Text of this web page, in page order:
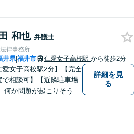
語対応】大都市に負けな
と幅の法的なサービスを
することを目指していま
和也 弁護士
律事務所
井県|福井市 仁愛女子高校駅 から徒歩2分
愛女子高校駅2分】【完全
で相談可】【近隣駐車場
何か問題が起こりそうと
詳細を見
る